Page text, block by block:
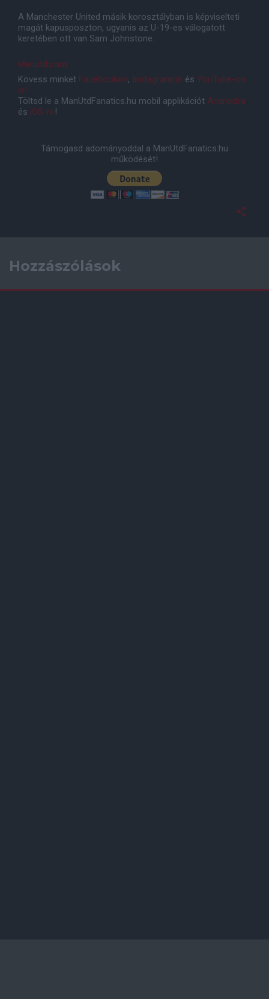
A Manchester United másik korosztályban is képviselteti
magát kapusposzton, ugyanis az U-19-es válogatott
keretében ott van Sam Johnstone.
Manutd.com
Kövess minket Facebookon, Instagramon és YouTube-on
is!
Töltsd le a ManUtdFanatics.hu mobil applikációt Androidra
és iOS-re!
Támogasd adományoddal a ManUtdFanatics.hu
működését!
Hozzászólások